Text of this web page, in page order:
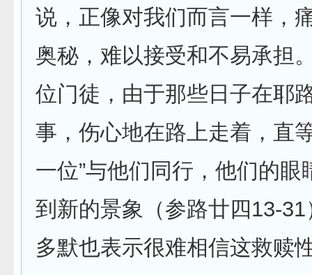
说，正像对我们而言一样，
奥秘，难以接受和不易承担
位门徒，由于那些日子在耶
事，伤心地在路上走着，直
一位”与他们同行，他们的眼
到新的景象（参路廿四13-
多默也表示很难相信这救赎